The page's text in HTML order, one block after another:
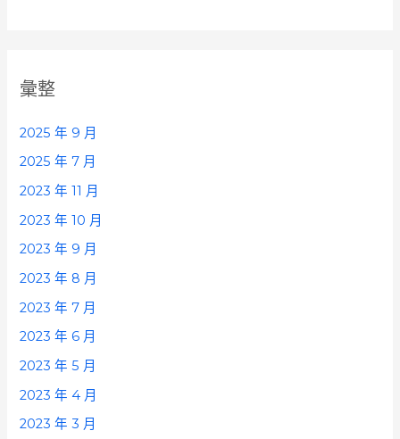
彙整
2025 年 9 月
2025 年 7 月
2023 年 11 月
2023 年 10 月
2023 年 9 月
2023 年 8 月
2023 年 7 月
2023 年 6 月
2023 年 5 月
2023 年 4 月
2023 年 3 月